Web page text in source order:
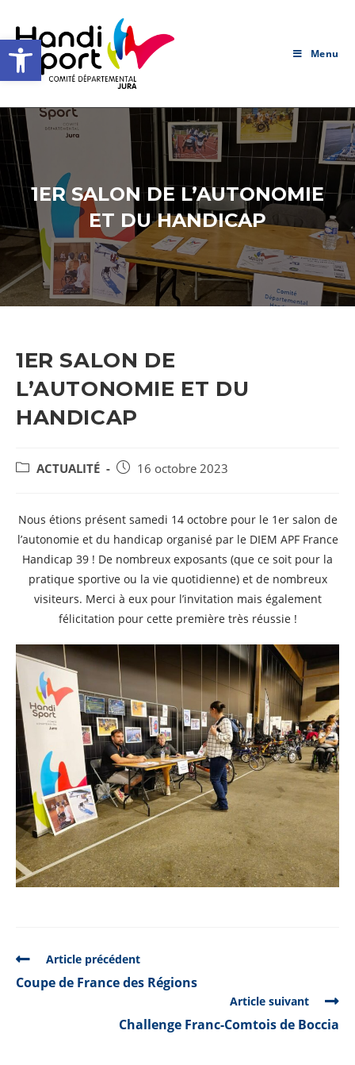
Ouvrir la barre d’outils
content
Menu
1ER SALON DE L’AUTONOMIE
ET DU HANDICAP
1ER SALON DE
L’AUTONOMIE ET DU
HANDICAP
POSTACTUALITÉ
Post 16 octobre 2023
Nous étions présent samedi 14 octobre pour le 1er salon de
l’autonomie et du handicap organisé par le DIEM APF France
Handicap 39 ! De nombreux exposants (que ce soit pour la
pratique sportive ou la vie quotidienne) et de nombreux
visiteurs. Merci à eux pour l’invitation mais également
félicitation pour cette première très réussie !
READ
ARTICLES
Article précédent
Coupe de France des Régions
Article suivant
Challenge Franc-Comtois de Boccia